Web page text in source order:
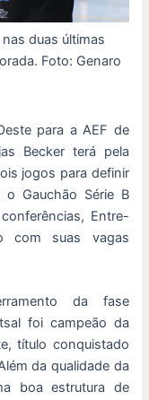
duas últimas
Foto: Genaro
para a AEF de
Becker terá pela
jogos para definir
Gauchão Série B
Entre-
com suas vagas
da fase
foi campeão da
título conquistado
da qualidade da
boa estrutura de